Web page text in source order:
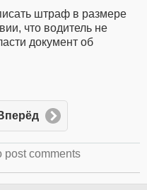
штраф в размере
что водитель не
документ об
post comments